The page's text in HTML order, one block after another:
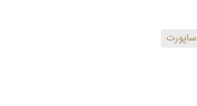
ساپورت